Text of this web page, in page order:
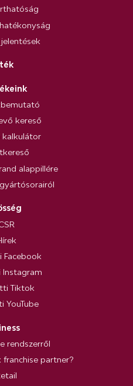
jelentések
kereső
kalkulátor
alappillére
Facebook
Instagram
Tiktok
YouTube
rendszerről
franchise partner?